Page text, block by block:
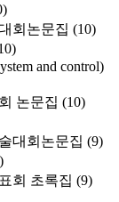
회논문집 (10)
and control)
논문집 (10)
대회논문집 (9)
회 초록집 (9)